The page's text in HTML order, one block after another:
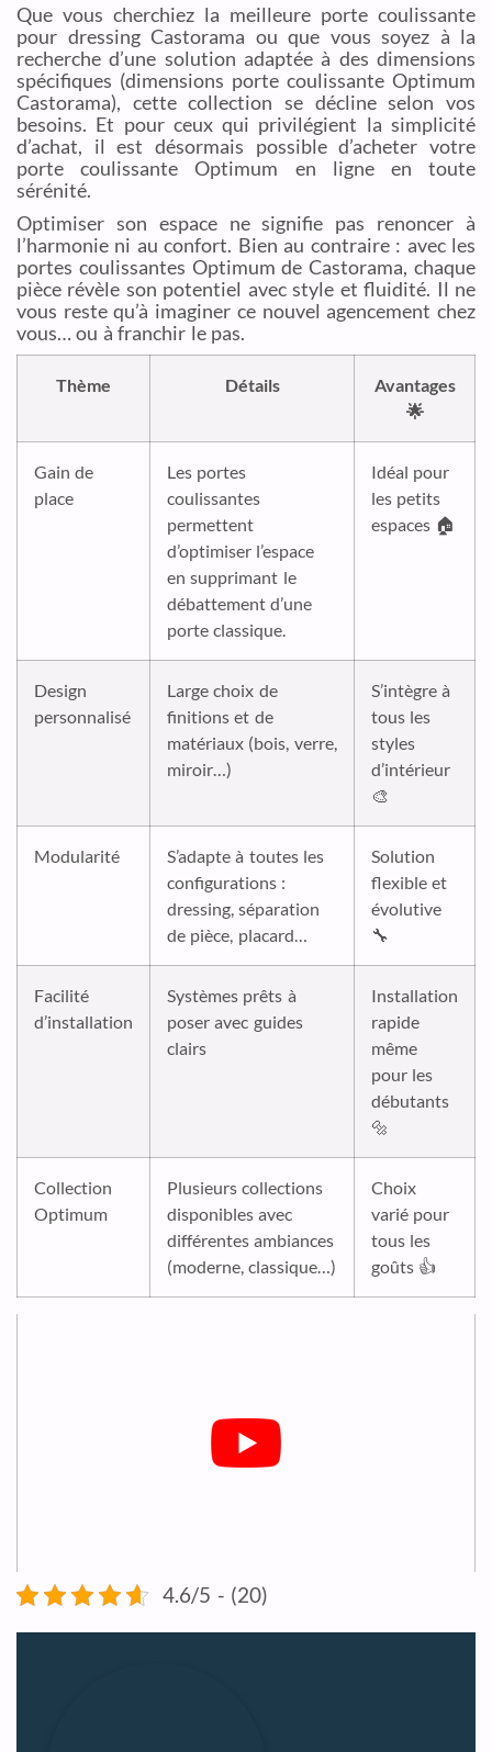
Que vous cherchiez la meilleure porte coulissante
pour dressing Castorama ou que vous soyez à la
recherche d’une solution adaptée à des dimensions
spécifiques (dimensions porte coulissante Optimum
Castorama), cette collection se décline selon vos
besoins. Et pour ceux qui privilégient la simplicité
d’achat, il est désormais possible d’acheter votre
porte coulissante Optimum en ligne en toute
sérénité.
Optimiser son espace ne signifie pas renoncer à
l’harmonie ni au confort. Bien au contraire : avec les
portes coulissantes Optimum de Castorama, chaque
pièce révèle son potentiel avec style et fluidité. Il ne
vous reste qu’à imaginer ce nouvel agencement chez
vous… ou à franchir le pas.
Thème Détails
Avantages
🌟
Gain de
place
Les portes
coulissantes
permettent
d’optimiser l’espace
en supprimant le
débattement d’une
porte classique.
Idéal pour
les petits
espaces 🏠
Design
personnalisé
Large choix de
finitions et de
matériaux (bois, verre,
miroir…)
S’intègre à
tous les
styles
d’intérieur
🎨
Modularité
S’adapte à toutes les
configurations :
dressing, séparation
de pièce, placard…
Solution
flexible et
évolutive
🔧
Facilité
d’installation
Systèmes prêts à
poser avec guides
clairs
Installation
rapide
même
pour les
débutants
🔩
Collection
Optimum
Plusieurs collections
disponibles avec
différentes ambiances
(moderne, classique…)
Choix
varié pour
tous les
goûts 👍
4.6/5 - (20)